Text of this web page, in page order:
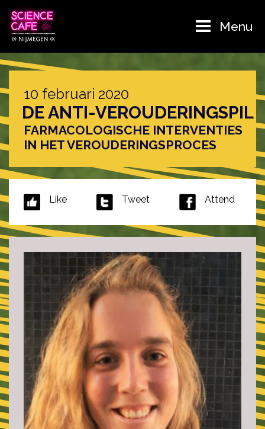
Menu
10 februari 2020
DE ANTI-VEROUDERINGSPIL
FARMACOLOGISCHE INTERVENTIES
IN HET VEROUDERINGSPROCES
Like Tweet Attend